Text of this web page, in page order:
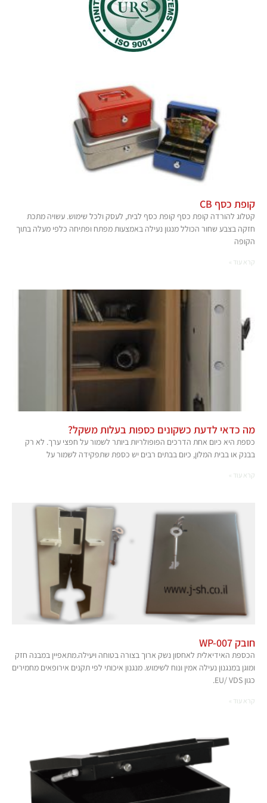
קופת כסף CB
קטלוג להורדה קופת כסף קופת כסף לבית, לעסק ולכל שימוש. עשויה מתכת
חזקה בצבע שחור הכולל מנגון נעילה באמצעות מפתח ופתיחה כלפי מעלה בתוך
הקופה
קרא עוד »
מה כדאי לדעת כשקונים כספות בעלות משקל?
כספת היא כיום אחת הדרכים הפופולריות ביותר לשמור על חפצי ערך. לא רק
בבנק או בבית המלון, כיום בבתים רבים יש כספת שתפקידה לשמור על
קרא עוד »
חובק WP-007
הכספת האידיאלית לאחסון נשק ארוך בצורה בטוחה ויעילה.מתאפיין במבנה חזק
ומוגן במנגנון נעילה אמין ונוח לשימוש. מנגנון איכותי לפי תקנים אירופאים מחמירים
כגון EU/ VDS.
קרא עוד »